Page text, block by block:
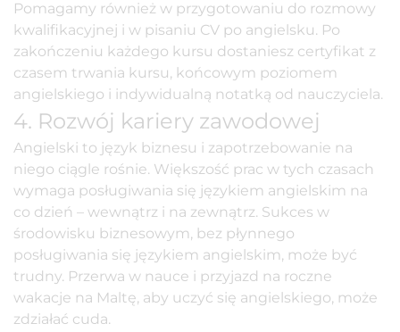
Pomagamy również w przygotowaniu do rozmowy
kwalifikacyjnej i w pisaniu CV po angielsku. Po
zakończeniu każdego kursu dostaniesz certyfikat z
czasem trwania kursu, końcowym poziomem
angielskiego i indywidualną notatką od nauczyciela.
4. Rozwój kariery zawodowej
Angielski to język biznesu i zapotrzebowanie na
niego ciągle rośnie. Większość prac w tych czasach
wymaga posługiwania się językiem angielskim na
co dzień – wewnątrz i na zewnątrz. Sukces w
środowisku biznesowym, bez płynnego
posługiwania się językiem angielskim, może być
trudny. Przerwa w nauce i przyjazd na roczne
wakacje na Maltę, aby uczyć się angielskiego, może
zdziałać cuda.